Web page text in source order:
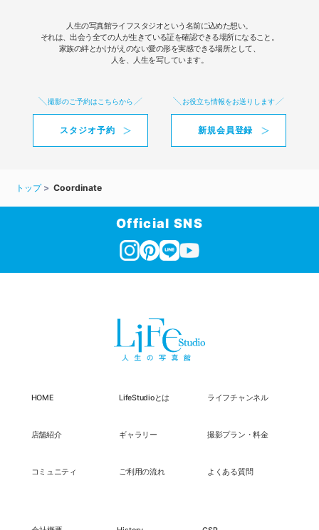
人生の写真館ライフスタジオという名前に込めた想い。
それは、出会う全ての人が生きている証を確認できる場所になること。
家族の絆とかけがえのない愛の形を実感できる場所として、
人を、人生を写しています。
撮影のご予約はこちらから
スタジオ予約
お役立ち情報をお送りします
新規会員登録
トップ Coordinate
Official SNS
HOME LifeStudioとは ライフチャンネル
店舗紹介 ギャラリー 撮影プラン・料金
コミュニティ ご利用の流れ よくある質問